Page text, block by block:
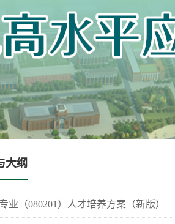
大纲
业（080201）人才培养方案（新版）